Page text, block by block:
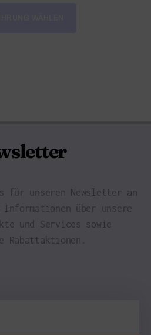
für unseren Newsletter an
über unsere
und Services sowie